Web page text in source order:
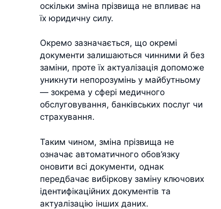
оскільки зміна прізвища не впливає на
їх юридичну силу.
Окремо зазначається, що окремі
документи залишаються чинними й без
заміни, проте їх актуалізація допоможе
уникнути непорозумінь у майбутньому
— зокрема у сфері медичного
обслуговування, банківських послуг чи
страхування.
Таким чином, зміна прізвища не
означає автоматичного обов’язку
оновити всі документи, однак
передбачає вибіркову заміну ключових
ідентифікаційних документів та
актуалізацію інших даних.